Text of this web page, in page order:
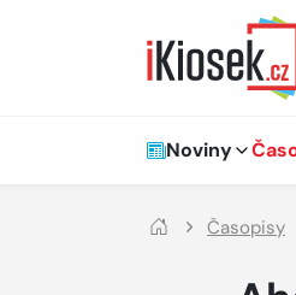
Hlavní navigace
Noviny
Časopisy